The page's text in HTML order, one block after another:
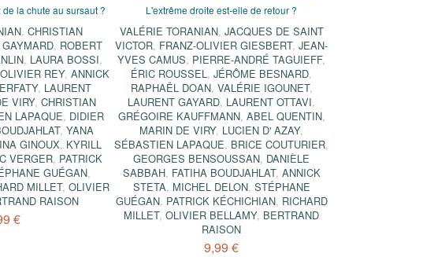
la chute au sursaut ?
,CHRISTIAN
, ROBERT
, LAURA BOSSI,
OLIVIER REY, ANNICK
, LAURENT
VIRY, CHRISTIAN
LAPAQUE, DIDIER
, YANA
GINOUX, KYRILL
VERGER, PATRICK
GUÉGAN,
MILLET,OLIVIER
RAISON
€
L'extrême droite est-elle de retour ?
VALÉRIE TORANIAN, JACQUES DE SAINT
VICTOR, FRANZ-OLIVIER GIESBERT,JEAN-
YVES CAMUS, PIERRE-ANDRÉ TAGUIEFF,
ÉRIC ROUSSEL ,JÉRÔME BESNARD,
RAPHAËL DOAN, VALÉRIE IGOUNET,
LAURENT GAYARD, LAURENT OTTAVI,
GRÉGOIRE KAUFFMANN, ABEL QUENTIN,
MARIN DE VIRY, LUCIEN D' AZAY,
SÉBASTIEN LAPAQUE, BRICE COUTURIER,
GEORGES BENSOUSSAN, DANIÈLE
SABBAH, FATIHA BOUDJAHLAT, ANNICK
STETA, MICHEL DELON, STÉPHANE
GUÉGAN, PATRICK KÉCHICHIAN, RICHARD
MILLET,OLIVIER BELLAMY, BERTRAND
RAISON
9,99 €